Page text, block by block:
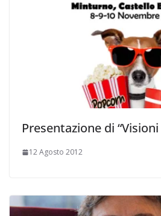
Presentazione di
12 Agosto 2012